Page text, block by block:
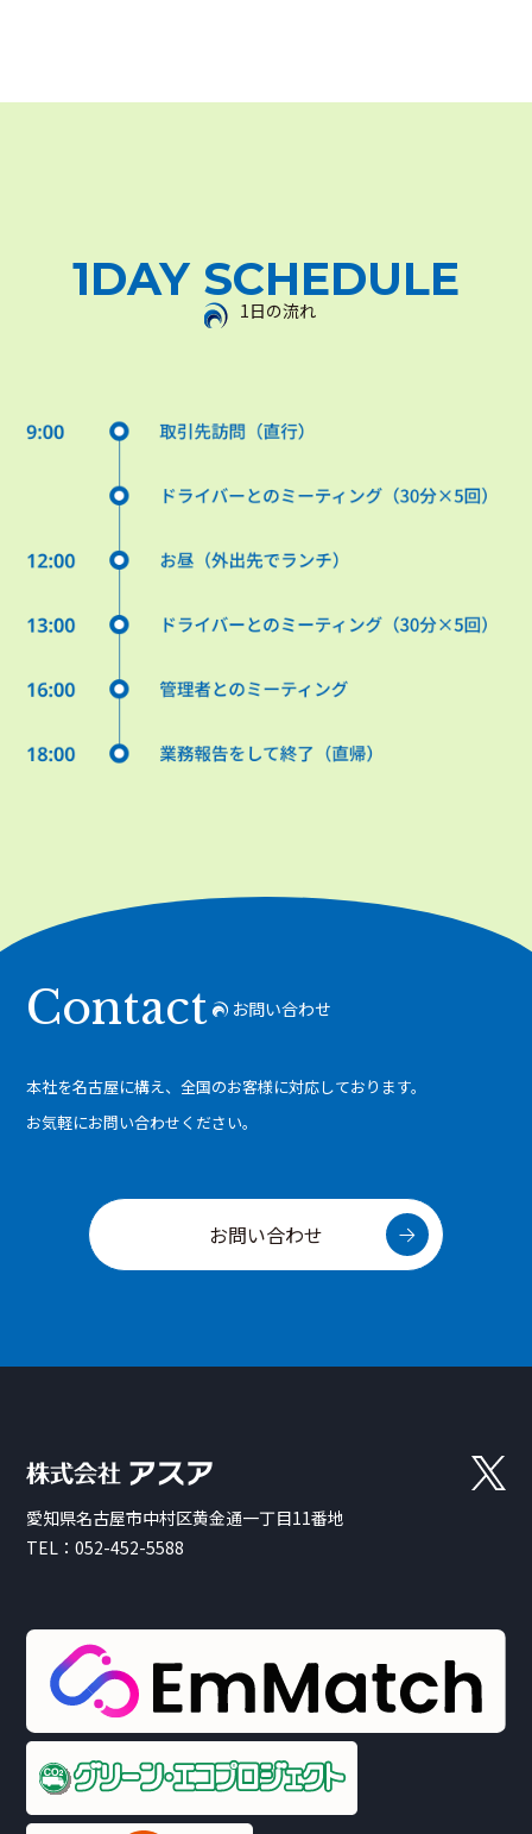
1DAY SCHEDULE
1日の流れ
Contact お問い合わせ
本社を名古屋に構え、全国のお客様に対応しております。
お気軽にお問い合わせください。
お問い合わせ
愛知県名古屋市中村区黄金通一丁目11番地
TEL：052-452-5588